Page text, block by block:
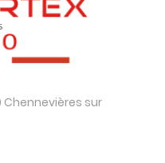
Chennevières sur